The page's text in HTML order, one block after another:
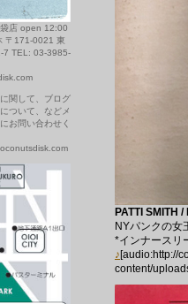
PATTI SMITH
NYパンクの女
*インナースリ
♪ [audio:http://
content/
店 open 12:00
〒171-0021 東
7 TEL: 03-3985-
関して、ブログ
ついて、などメ
お問い合わせく